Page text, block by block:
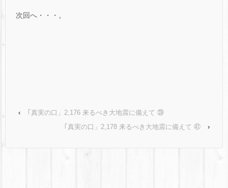
次回へ・・・。
‹
｢真実の口」2,176 来るべき大地震に備えて ㊴
｢真実の口」2,178 来るべき大地震に備えて ㊶
›